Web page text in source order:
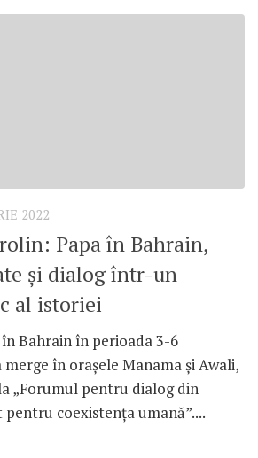
2022
Papa în Bahrain,
și dialog într-un
al istoriei
Bahrain în perioada 3-6
merge în orașele Manama și Awali,
„Forumul pentru dialog din
pentru coexistența umană”....